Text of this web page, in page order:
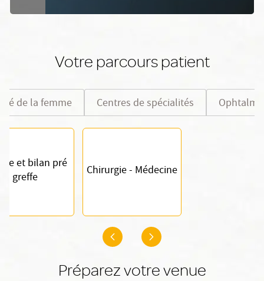
Votre parcours patient
de la femme Centres de spécialités
Chirurgie - Médecine
et bilan pré
greffe
Préparez votre venue